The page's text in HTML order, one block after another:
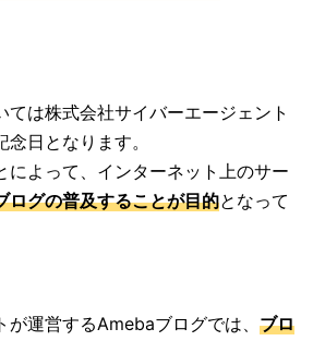
ては株式会社サイバーエージェント
日となります。
によって、インターネット上のサー
ログの普及することが目的となって
運営するAmebaブログでは、 ブロ